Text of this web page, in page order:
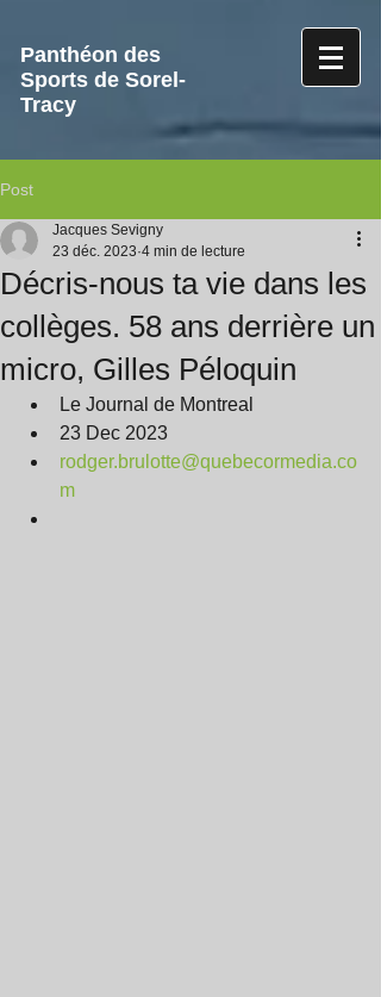
Panthéon des
Sports de Sorel-
Tracy
Post
Décris-nous ta vie dans les
collèges. 58 ans derrière un
micro, Gilles Péloquin
Jacques Sevigny
23 déc. 2023 4 min de lecture
Le Journal de Montreal
23 Dec 2023
rodger.brulotte@quebecormedia.co
m